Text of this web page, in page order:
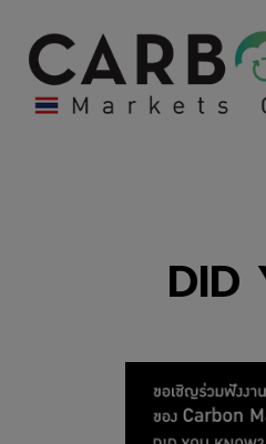
DID